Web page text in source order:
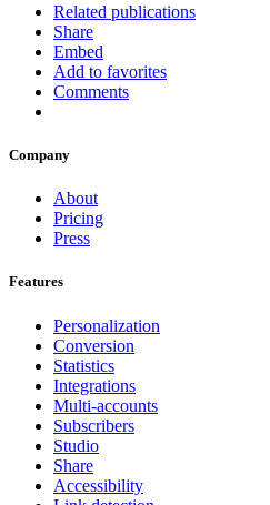
Related publications
Share
Embed
Add to favorites
Comments
Company
About
Pricing
Press
Features
Personalization
Conversion
Statistics
Integrations
Multi-accounts
Subscribers
Studio
Share
Accessibility